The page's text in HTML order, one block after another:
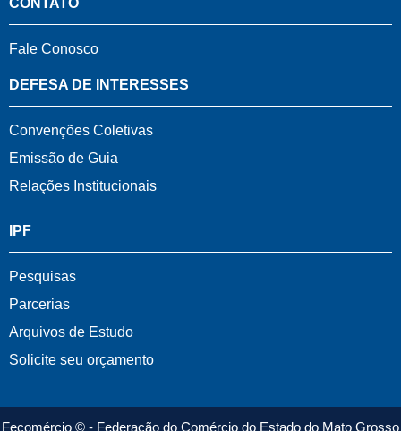
CONTATO
Fale Conosco
DEFESA DE INTERESSES
Convenções Coletivas
Emissão de Guia
Relações Institucionais
IPF
Pesquisas
Parcerias
Arquivos de Estudo
Solicite seu orçamento
Fecomércio © - Federação do Comércio do Estado do Mato Grosso